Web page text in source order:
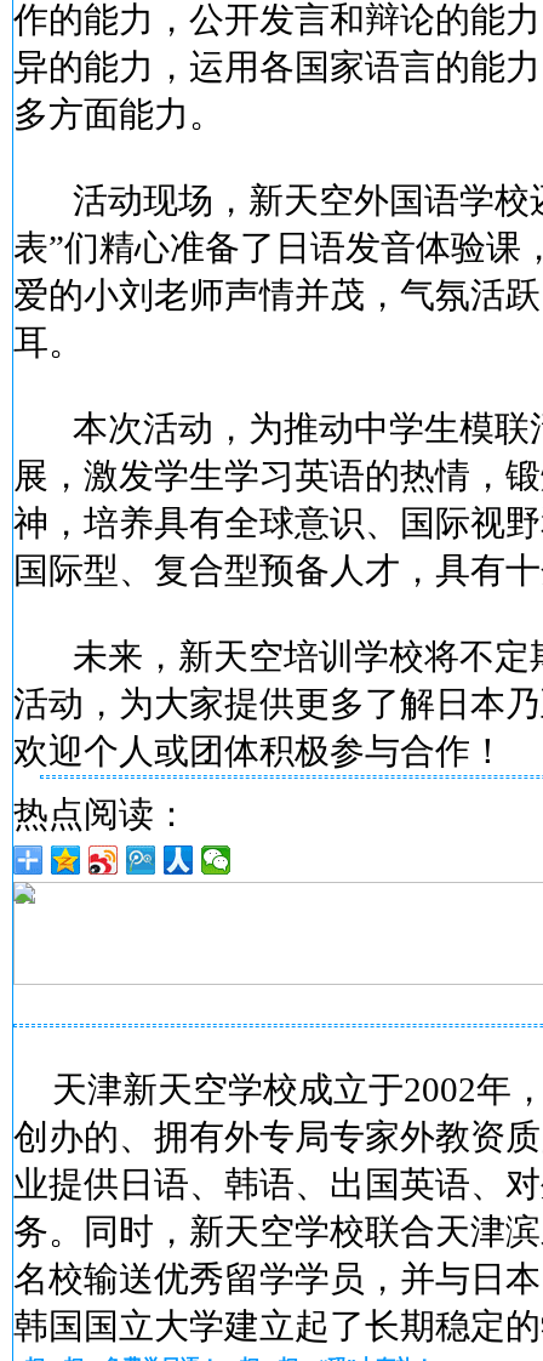
作的能力，公开发言和辩论的能
异的能力，运用各国家语言的能
多方面能力。
活动现场，新天空外国语学校
表”们精心准备了日语发音体验课
爱的小刘老师声情并茂，气氛活
耳。
本次活动，为推动中学生模联
展，激发学生学习英语的热情，
神，培养具有全球意识、国际视
国际型、复合型预备人才，具有
未来，新天空培训学校将不定
活动，为大家提供更多了解日本
欢迎个人或团体积极参与合作！
热点阅读：
天津新天空学校成立于2002年
创办的、拥有外专局专家外教资
业提供日语、韩语、出国英语、
务。同时，新天空学校联合天津
名校输送优秀留学学员，并与日
韩国国立大学建立起了长期稳定